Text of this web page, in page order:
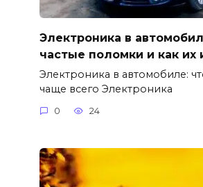
Электроника в
частые поломки и как их
Электроника в автомобиле:
чаще всего Электроника
0 24